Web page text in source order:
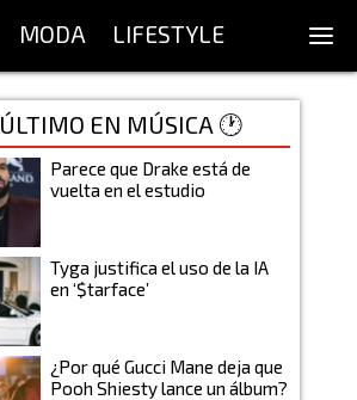
MODA LIFESTYLE
ÚLTIMO EN MÚSICA 🕐
Parece que Drake está de
vuelta en el estudio
Tyga justifica el uso de la IA
en ‘$tarface’
¿Por qué Gucci Mane deja que
Pooh Shiesty lance un álbum?